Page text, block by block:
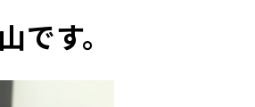
す。